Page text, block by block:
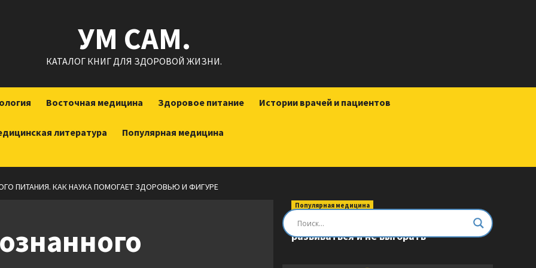
УМ САМ.
КАТАЛОГ КНИГ ДЛЯ ЗДОРОВОЙ ЖИЗНИ.
Восточная медицина Здоровое питание Истории врачей и пациентов
литература Популярная медицина
ПИТАНИЯ. КАК НАУКА ПОМОГАЕТ ЗДОРОВЬЮ И ФИГУРЕ
Популярная медицина
Быть врачом. Как помогать,
развиваться и не выгорать